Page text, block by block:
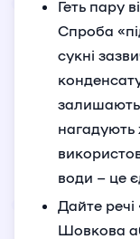
Геть пару
Спроба
сукні
залишають
нагадують
води – це
Дайте речі
Шовкова